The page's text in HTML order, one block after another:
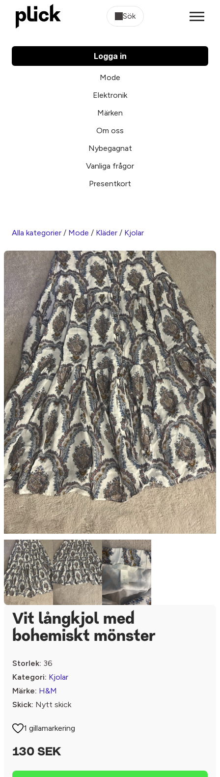
Sök
Logga in
Mode
Elektronik
Märken
Om oss
Nybegagnat
Vanliga frågor
Presentkort
Alla kategorier / Mode / Kläder / Kjolar
Vit långkjol med
bohemiskt mönster
Storlek: 36
Kategori: Kjolar
Märke: H&M
Skick: Nytt skick
1 gillamarkering
130 SEK